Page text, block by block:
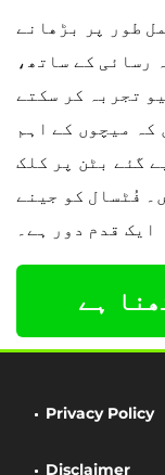
طور پر بڑھانے
رسائی کے ساتھ،
تجربہ کر سکتے
کہ میچوں کے اہم
گئے بٹن پر کلک
فُٹسال کو جینے
ایک قدم دور ہے۔
ہے
Privacy Policy
Disclaimer